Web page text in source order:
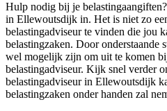
Hulp nodig bij je
in Ellewoutsdijk in. Het is niet zo
belastingadviseur te vinden die jou
belastingzaken. Door onderstaande
wel mogelijk zijn om uit te komen
belastingadviseur. Kijk snel verder
belastingadviseur in Ellewoutsdijk
belastingzaken onder handen zal